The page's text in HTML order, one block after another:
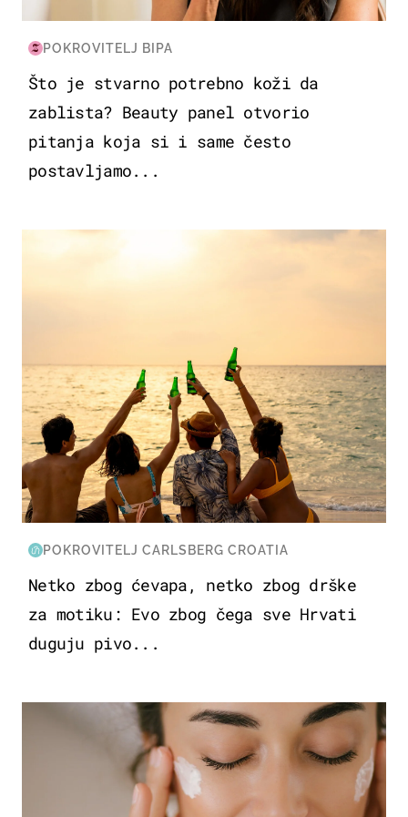
POKROVITELJ BIPA
Što je stvarno potrebno koži da
zablista? Beauty panel otvorio
pitanja koja si i same često
postavljamo...
POKROVITELJ CARLSBERG CROATIA
Netko zbog ćevapa, netko zbog drške
za motiku: Evo zbog čega sve Hrvati
duguju pivo...
MODA & LJEPOTA